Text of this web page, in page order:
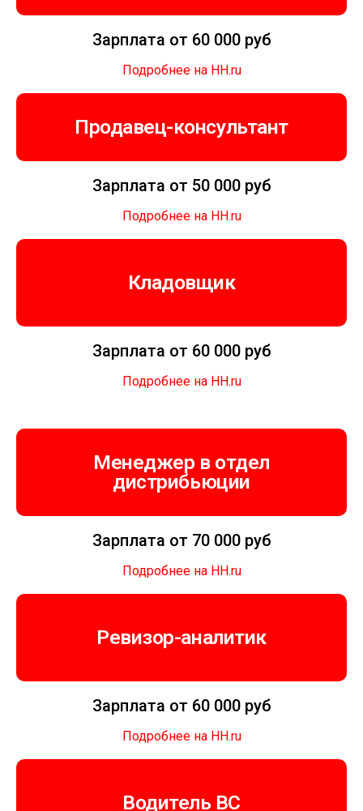
Зарплата от 60 000 руб
Подробнее на HH.ru
Продавец-консультант
Зарплата от 50 000 руб
Подробнее на HH.ru
Кладовщик
Зарплата от 60 000 руб
Подробнее на HH.ru
Менеджер в отдел
дистрибьюции
Зарплата от 70 000 руб
Подробнее на HH.ru
Ревизор-аналитик
Зарплата от 60 000 руб
Подробнее на HH.ru
Водитель BC